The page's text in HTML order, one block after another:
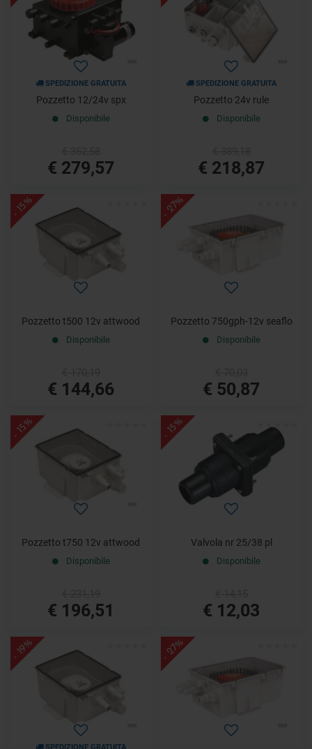
SPEDIZIONE GRATUITA
Pozzetto 12/24v spx
Disponibile
€ 279,57
SPEDIZIONE GRATUITA
Pozzetto 24v rule
Disponibile
€ 218,87
- 15%
Pozzetto t500 12v attwood
Disponibile
€ 144,66
- 27%
Pozzetto 750gph-12v seaflo
Disponibile
€ 50,87
- 15%
Pozzetto t750 12v attwood
Disponibile
€ 196,51
- 15%
Valvola nr 25/38 pl
Disponibile
€ 12,03
- 19%
SPEDIZIONE GRATUITA
- 27%